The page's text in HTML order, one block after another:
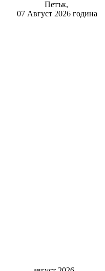
Петък,
07 Август 2026 година